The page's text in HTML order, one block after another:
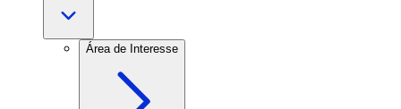
Área de Interesse